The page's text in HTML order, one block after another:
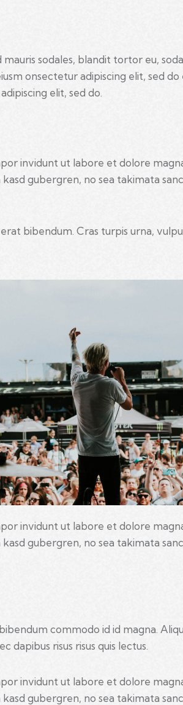
sodales, blandit tortor eu,
onsectetur adipiscing elit, sed
elit, sed do.
invidunt ut labore et dolore
gubergren, no sea takimata
bibendum. Cras turpis urna,
invidunt ut labore et dolore
gubergren, no sea takimata
commodo id id magna.
risus risus quis lectus.
invidunt ut labore et dolore
gubergren, no sea takimata